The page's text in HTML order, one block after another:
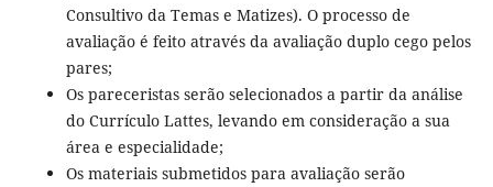
Consultivo da Temas e Matizes). O processo de
avaliação é feito através da avaliação duplo cego pelos
pares;
Os pareceristas serão selecionados a partir da análise
do Currículo Lattes, levando em consideração a sua
área e especialidade;
Os materiais submetidos para avaliação serão